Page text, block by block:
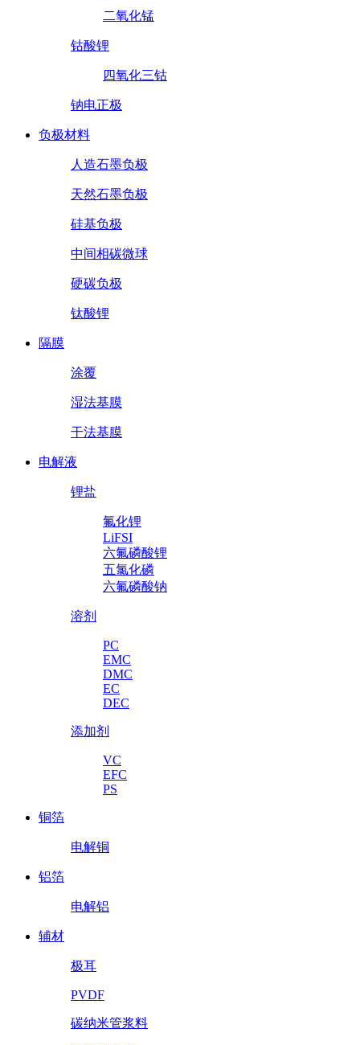
二氧化锰
钴酸锂
四氧化三钴
钠电正极
负极材料
人造石墨负极
天然石墨负极
硅基负极
中间相碳微球
硬碳负极
钛酸锂
隔膜
涂覆
湿法基膜
干法基膜
电解液
锂盐
氟化锂
LiFSI
六氟磷酸锂
五氯化磷
六氟磷酸钠
溶剂
PC
EMC
DMC
EC
DEC
添加剂
VC
EFC
PS
铜箔
电解铜
铝箔
电解铝
辅材
极耳
PVDF
碳纳米管浆料